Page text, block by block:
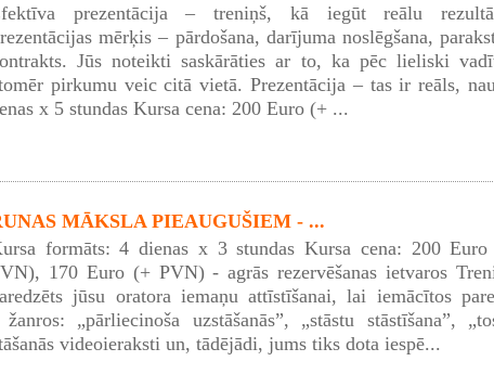
prezentācija – treniņš, kā iegūt reālu
mērķis – pārdošana, darījuma noslēgšana,
Jūs noteikti saskārāties ar to, ka pēc lieliski
pirkumu veic citā vietā. Prezentācija – tas ir reāls,
x 5 stundas Kursa cena: 200 Euro (+ ...
MĀKSLA PIEAUGUŠIEM - ...
formāts: 4 dienas x 3 stundas Kursa cena: 200
170 Euro (+ PVN) - agrās rezervēšanas ietvaros
jūsu oratora iemaņu attīstīšanai, lai iemācītos
„pārliecinoša uzstāšanās”, „stāstu stāstīšana”,
videoieraksti un, tādējādi, jums tiks dota iespē...